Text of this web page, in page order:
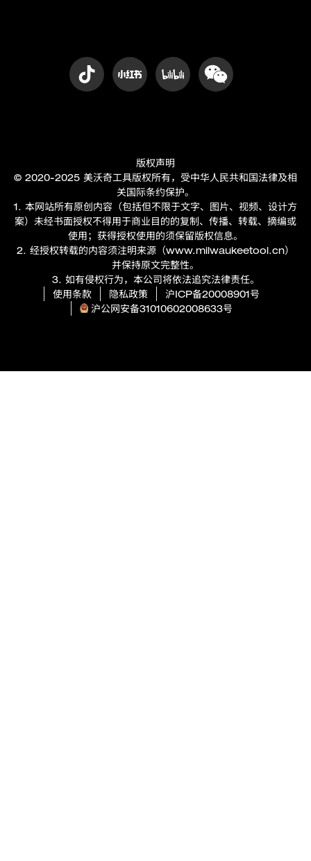
版权声明
© 2020-2025 美沃奇工具版权所有，受中华人民共和国法律及相
关国际条约保护。
1. 本网站所有原创内容（包括但不限于文字、图片、视频、设计方
案）未经书面授权不得用于商业目的的复制、传播、转载、摘编或
使用；获得授权使用的须保留版权信息。
2. 经授权转载的内容须注明来源（www.milwaukeetool.cn）
并保持原文完整性。
3. 如有侵权行为，本公司将依法追究法律责任。
使用条款
隐私政策
沪ICP备20008901号
沪公网安备31010602008633号